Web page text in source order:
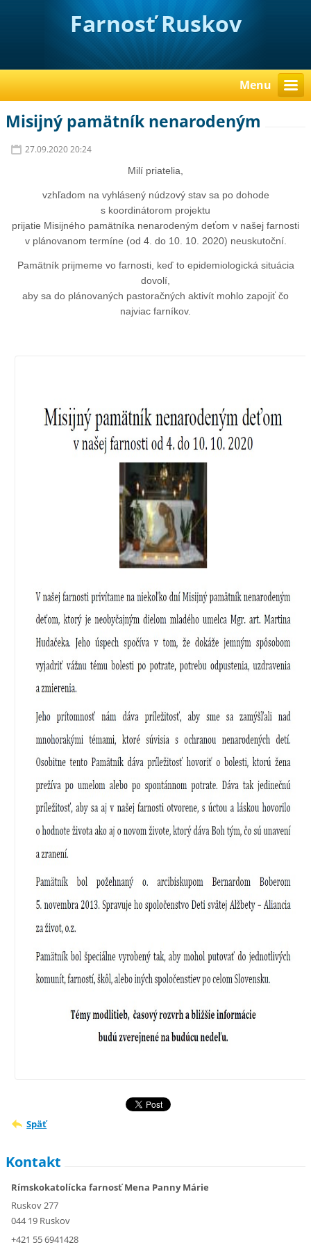
Farnosť Ruskov
Menu
Misijný pamätník nenarodeným
27.09.2020 20:24
Milí priatelia,
vzhľadom na vyhlásený núdzový stav sa po dohode
s koordinátorom projektu
prijatie Misijného pamätníka nenarodeným deťom v našej farnosti
v plánovanom termíne (od 4. do 10. 10. 2020) neuskutoční.
Pamätník prijmeme vo farnosti, keď to epidemiologická situácia
dovolí,
aby sa do plánovaných pastoračných aktivít mohlo zapojiť čo
najviac farníkov.
Späť
Kontakt
Rímskokatolícka farnosť Mena Panny Márie
Ruskov 277
044 19 Ruskov
+421 55 6941428